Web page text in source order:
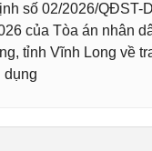
số 02/2026/QĐST-
của Tòa án nhân
tỉnh Vĩnh Long về
dụng